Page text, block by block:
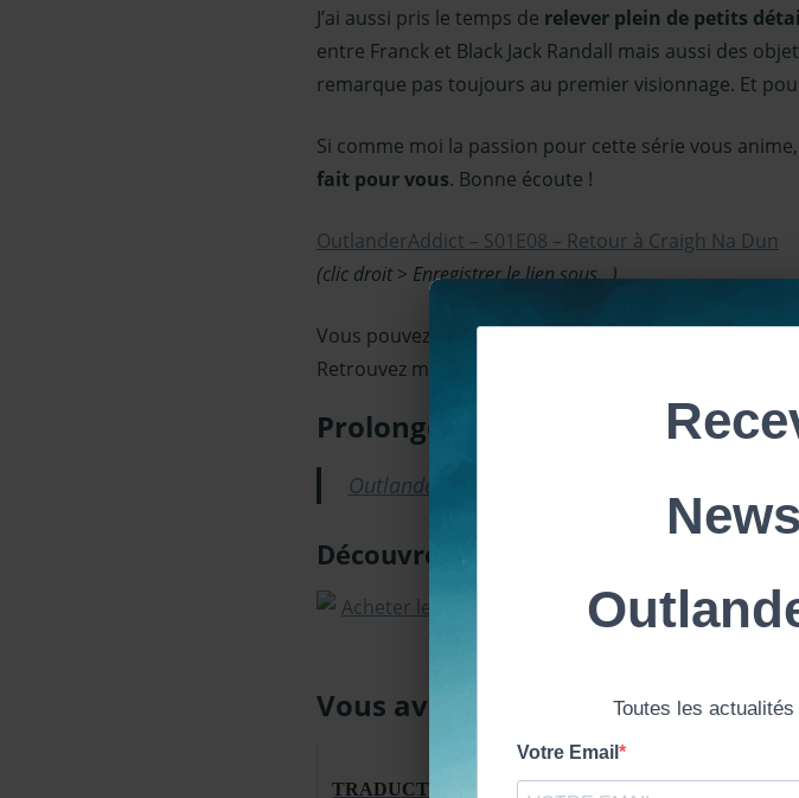
J’ai aussi pris le temps de relever plein de petits
entre Franck et Black Jack Randall mais aussi des
remarque pas toujours au premier visionnage. Et
Si comme moi la passion pour cette série vous
fait pour vous. Bonne écoute !
OutlanderAddict – S01E08 – Retour à Craigh Na Dun
(clic droit > Enregistrer le lien sous…)
Vous pouvez également découvrir iciTous mes
Retrouvez moi également sur ma chaîne YouTube
Prolongez l’experience sur
Outlander saison 1 | Autour de l’épisode 8 |
Découvrez le livre dont est tiré cet
Vous avez aimé cet article ? Vous
TRADUCTION | Saison 5 Episode